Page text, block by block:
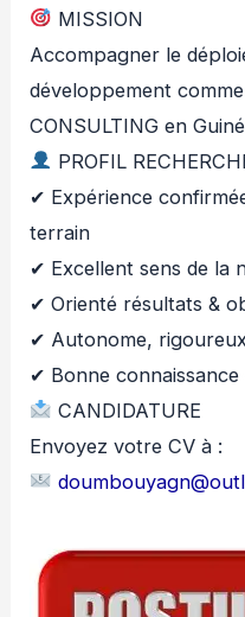
MISSION
Accompagner le
développement
CONSULTING en
PROFIL
✔ Expérience
terrain
✔ Excellent sens de la
✔ Orienté résultats &
✔ Autonome,
✔ Bonne
CANDIDATURE
Envoyez votre CV à :